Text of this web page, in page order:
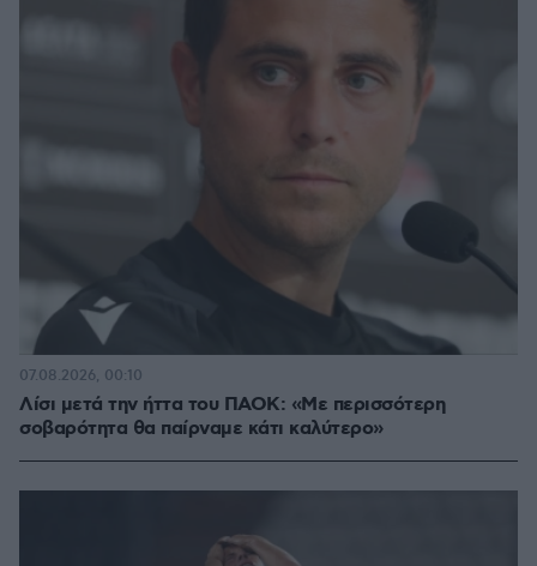
Λίσι μετά την ήττα του ΠΑΟΚ: «Με περισσότερη
σοβαρότητα θα παίρναμε κάτι καλύτερο»
07.08.2026, 00:10